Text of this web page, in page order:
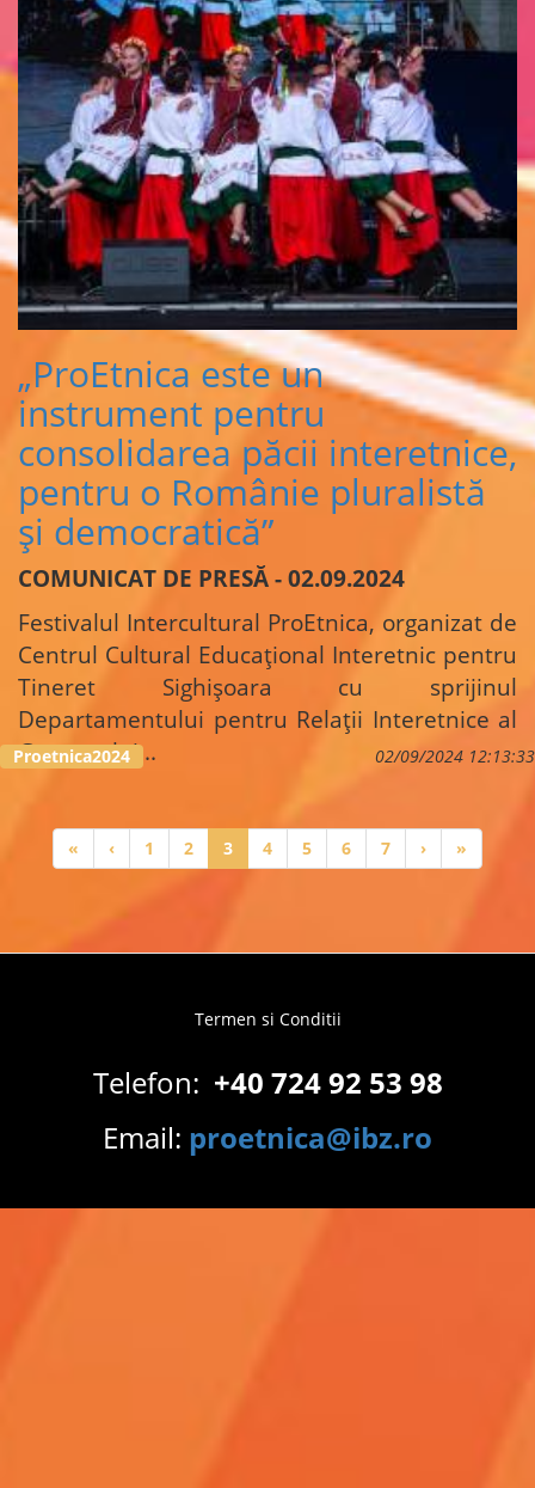
„ProEtnica este un
instrument pentru
consolidarea păcii interetnice,
pentru o Românie pluralistă
și democratică”
COMUNICAT DE PRESĂ - 02.09.2024
Festivalul Intercultural ProEtnica, organizat de
Centrul Cultural Educațional Interetnic pentru
Tineret Sighișoara cu sprijinul
Departamentului pentru Relații Interetnice al
Guvernului...
02/09/2024 12:13:33
Proetnica2024
Paginare
Prima
pagină
«
Pagina
anterioară
‹ Page
1 Page
2
Pagina
curentă
3 Page
4 Page
5 Page
6 Page
7
Pagina
următoare
›
Ultima
pagină
»
menu
Termen si Conditii
Telefon: +40 724 92 53 98
Email: proetnica@ibz.ro